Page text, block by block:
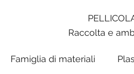
Raccolta e
Famiglia di materiali